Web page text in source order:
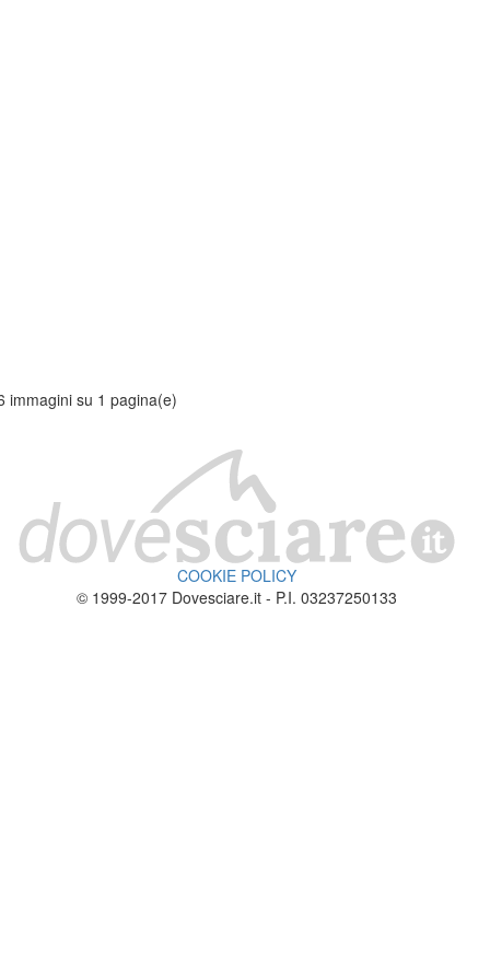
immagini su 1 pagina(e)
COOKIE POLICY
© 1999-2017 Dovesciare.it - P.I. 03237250133